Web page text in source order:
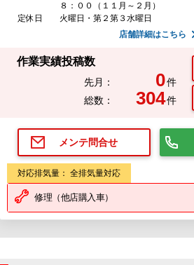
８：００（１１月～２月）
定休日
火曜日・第２第３水曜日
店舗詳細はこちら
作業実績投稿数
先月： 0件
総数：
304件
メンテ問合せ
対応排気量： 全排気量対応
修理（他店購入車）